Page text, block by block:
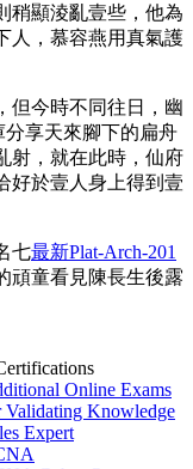
稍顯淩亂壹些，他為
人，慕容燕用真氣護
但今時不同往日，幽
分享天來腳下的扁舟
射，就在此時，仙府
好於壹人身上得到壹
七最新Plat-Arch-201
頑童看見陳長生後露
Online Exams
Validating Knowledge
Expert